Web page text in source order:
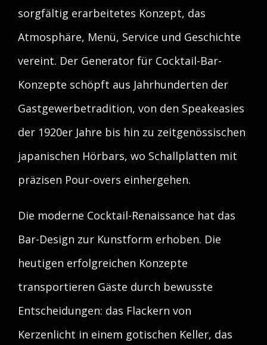
sorgfältig erarbeitetes Konzept, das
Atmosphäre, Menü, Service und Geschichte
vereint. Der Generator für Cocktail-Bar-
Konzepte schöpft aus Jahrhunderten der
Gastgewerbetradition, von den Speakeasies
der 1920er Jahre bis hin zu zeitgenössischen
japanischen Hörbars, wo Schallplatten mit
präzisen Pour-overs einhergehen.
Die moderne Cocktail-Renaissance hat das
Bar-Design zur Kunstform erhoben. Die
heutigen erfolgreichen Konzepte
transportieren Gäste durch bewusste
Entscheidungen: das Flackern von
Kerzenlicht in einem gotischen Keller, das